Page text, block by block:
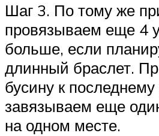
Шаг 3. По тому же
провязываем еще 4
больше, если
длинный браслет.
бусину к последнему
завязываем еще
на одном месте.